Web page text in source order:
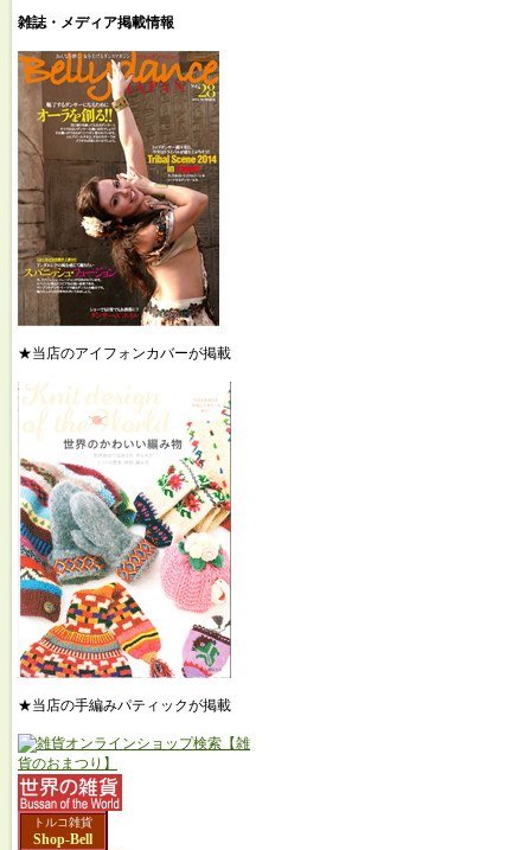
雑誌・メディア掲載情報
★当店のアイフォンカバーが掲載
★当店の手編みパティックが掲載
トルコ雑貨
Shop-Bell